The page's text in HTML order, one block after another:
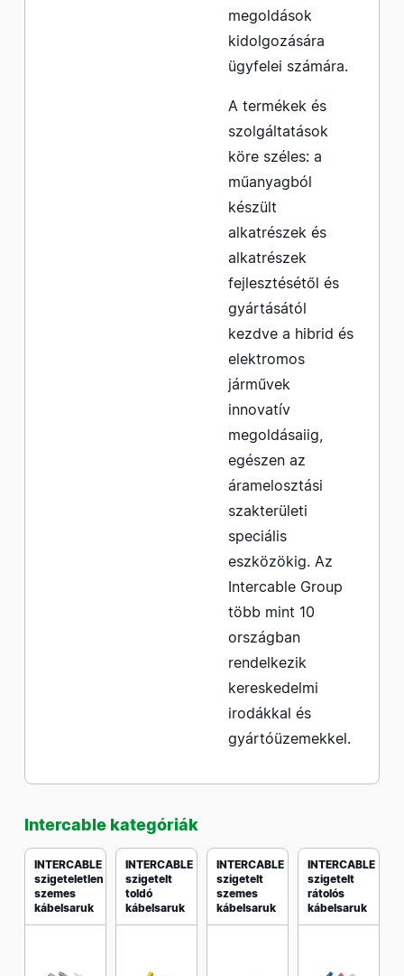
megoldások
kidolgozására
ügyfelei számára.
A termékek és
szolgáltatások
köre széles: a
műanyagból
készült
alkatrészek és
alkatrészek
fejlesztésétől és
gyártásától
kezdve a hibrid és
elektromos
járművek
innovatív
megoldásaiig,
egészen az
áramelosztási
szakterületi
speciális
eszközökig. Az
Intercable Group
több mint 10
országban
rendelkezik
kereskedelmi
irodákkal és
gyártóüzemekkel.
Intercable kategóriák
INTERCABLE
szigeteletlen
szemes
kábelsaruk
INTERCABLE
szigetelt
toldó
kábelsaruk
INTERCABLE
szigetelt
szemes
kábelsaruk
INTERCABLE
szigetelt
rátolós
kábelsaruk